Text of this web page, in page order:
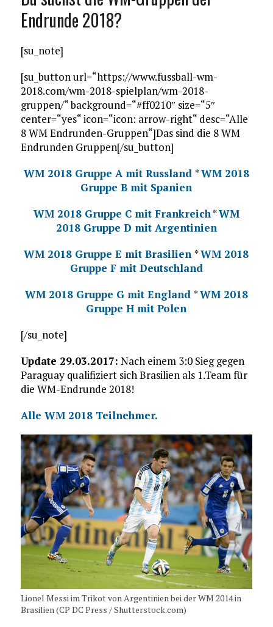
Endrunde 2018?
[su_note]
[su_button url=“https://www.fussball-wm-
2018.com/wm-2018-spielplan/wm-2018-
gruppen/“ background=“#ff0210″ size=“5″
center=“yes“ icon=“icon: arrow-right“ desc=“Alle
8 WM Endrunden-Gruppen“]Das sind die 8 WM
Endrunden Gruppen[/su_button]
WM 2018 Gruppe A mit Russland *WM 2018
Gruppe B mit Spanien
WM 2018 Gruppe C mit Frankreich*WM
2018 Gruppe D mit Argentinien
WM 2018 Gruppe E mit Brasilien*WM 2018
Gruppe F mit Deutschland
WM 2018 Gruppe G mit England *WM 2018
Gruppe H mit Polen
[/su_note]
Update 29.03.2017: Nach einem 3:0 Sieg gegen
Paraguay qualifiziert sich Brasilien als 1.Team für
die WM-Endrunde 2018!
Alle WM 2018 Teilnehmer.
Lionel Messi im Trikot von Argentinien bei der WM 2014 in
Brasilien (CP DC Press / Shutterstock.com)